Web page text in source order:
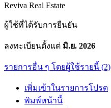
Reviva Real Estate
ผู้ใช้ที่ได้รับการยืนยัน
ลงทะเบียนตั้งแต่ มิ.ย. 2026
รายการอื่น ๆ โดยผู้ใช้รายนี้ (2)
เพิ่มเข้าในรายการโปรด
พิมพ์หน้านี้